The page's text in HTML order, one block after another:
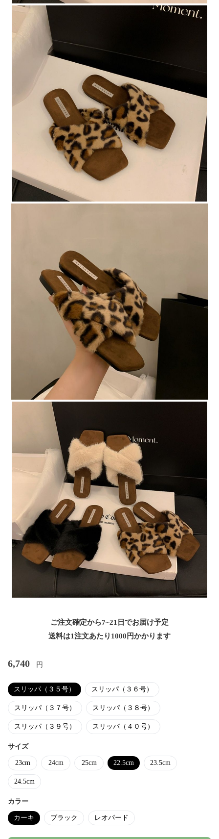
ご注文確定から7~21日でお届け予定
送料は1注文あたり 1000 円かかります
6,740 円
スリッパ（３５号） スリッパ（３６号）
スリッパ（３７号） スリッパ（３８号）
スリッパ（３９号） スリッパ（４０号）
サイズ
23cm 24cm 25cm 22.5cm 23.5cm
24.5cm
カラー
カーキ ブラック レオパード